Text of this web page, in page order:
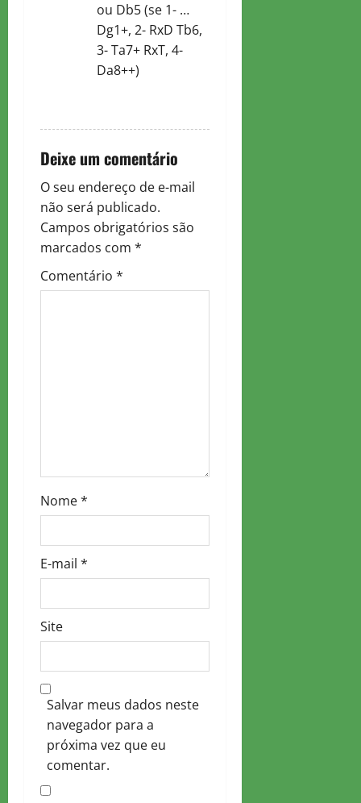
ou Db5 (se 1- …
Dg1+, 2- RxD Tb6,
3- Ta7+ RxT, 4-
Da8++)
Deixe um comentário
O seu endereço de e-mail
não será publicado.
Campos obrigatórios são
marcados com *
Comentário *
Nome*
E-mail *
Site
Salvar meus dados neste
navegador para a
próxima vez que eu
comentar.